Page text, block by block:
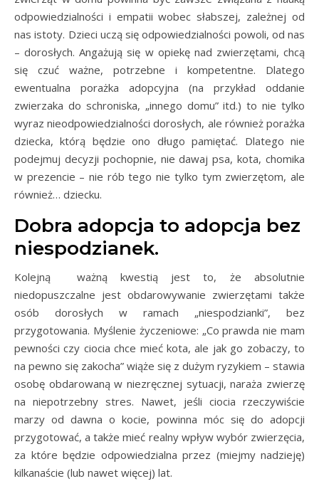
odpowiedzialności i empatii wobec słabszej, zależnej od
nas istoty. Dzieci uczą się odpowiedzialności powoli, od nas
– dorosłych. Angażują się w opiekę nad zwierzętami, chcą
się czuć ważne, potrzebne i kompetentne. Dlatego
ewentualna porażka adopcyjna (na przykład oddanie
zwierzaka do schroniska, „innego domu” itd.) to nie tylko
wyraz nieodpowiedzialności dorosłych, ale również porażka
dziecka, którą będzie ono długo pamiętać. Dlatego nie
podejmuj decyzji pochopnie, nie dawaj psa, kota, chomika
w prezencie – nie rób tego nie tylko tym zwierzętom, ale
również… dziecku.
Dobra adopcja to adopcja bez
niespodzianek.
Kolejną ważną kwestią jest to, że absolutnie
niedopuszczalne jest obdarowywanie zwierzętami także
osób dorosłych w ramach „niespodzianki”, bez
przygotowania. Myślenie życzeniowe: „Co prawda nie mam
pewności czy ciocia chce mieć kota, ale jak go zobaczy, to
na pewno się zakocha” wiąże się z dużym ryzykiem – stawia
osobę obdarowaną w niezręcznej sytuacji, naraża zwierzę
na niepotrzebny stres. Nawet, jeśli ciocia rzeczywiście
marzy od dawna o kocie, powinna móc się do adopcji
przygotować, a także mieć realny wpływ wybór zwierzęcia,
za które będzie odpowiedzialna przez (miejmy nadzieję)
kilkanaście (lub nawet więcej) lat.